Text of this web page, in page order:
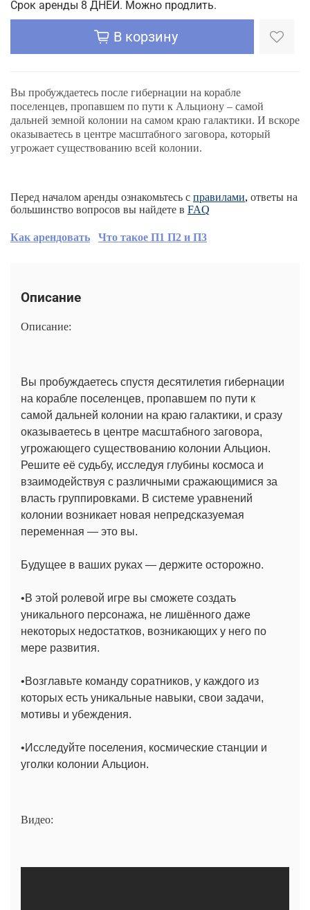
Срок аренды 8 ДНЕЙ. Можно продлить.
В корзину
Вы пробуждаетесь после гибернации на корабле
поселенцев, пропавшем по пути к Альциону – самой
дальней земной колонии на самом краю галактики. И вскоре
оказываетесь в центре масштабного заговора, который
угрожает существованию всей колонии.
Перед началом аренды ознакомьтесь с правилами, ответы на
большинство вопросов вы найдете в FAQ
Как арендовать Что такое П1 П2 и П3
Описание
Описание:
Вы пробуждаетесь спустя десятилетия гибернации
на корабле поселенцев, пропавшем по пути к
самой дальней колонии на краю галактики, и сразу
оказываетесь в центре масштабного заговора,
угрожающего существованию колонии Альцион.
Решите её судьбу, исследуя глубины космоса и
взаимодействуя с различными сражающимися за
власть группировками. В системе уравнений
колонии возникает новая непредсказуемая
переменная — это вы.
Будущее в ваших руках — держите осторожно.
•В этой ролевой игре вы сможете создать
уникального персонажа, не лишённого даже
некоторых недостатков, возникающих у него по
мере развития.
•Возглавьте команду соратников, у каждого из
которых есть уникальные навыки, свои задачи,
мотивы и убеждения.
•Исследуйте поселения, космические станции и
уголки колонии Альцион.
Видео: